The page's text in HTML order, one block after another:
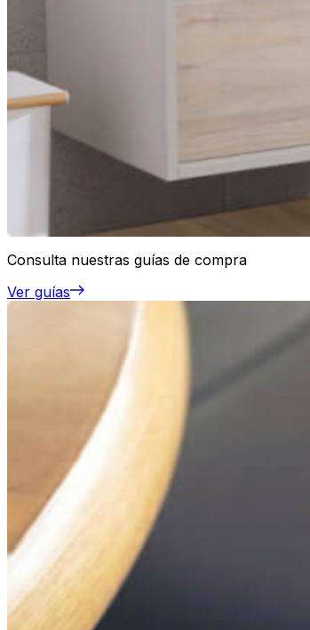
Consulta nuestras guías de compra
Ver guías